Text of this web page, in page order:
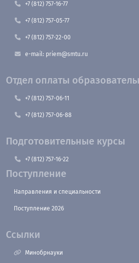
+7 (812) 757-16-77
+7 (812) 757-05-77
+7 (812) 757-22-00
e-mail: priem@smtu.ru
Отдел оплаты
+7 (812) 757-06-11
+7 (812) 757-06-88
Подготовительные курсы
+7 (812) 757-16-22
Поступление
Направления и специальности
Поступление 2026
Ссылки
Минобрнауки